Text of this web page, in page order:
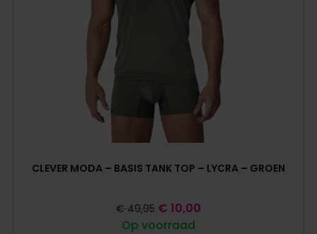
CLEVER MODA – BASIS TANK TOP – LYCRA – GROEN
Op voorraad
€ 49,95 € 10,00